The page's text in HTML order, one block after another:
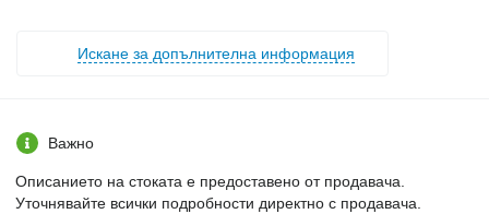
Искане за допълнителна информация
Важно
Описанието на стоката е предоставено от продавача.
Уточнявайте всички подробности директно с продавача.